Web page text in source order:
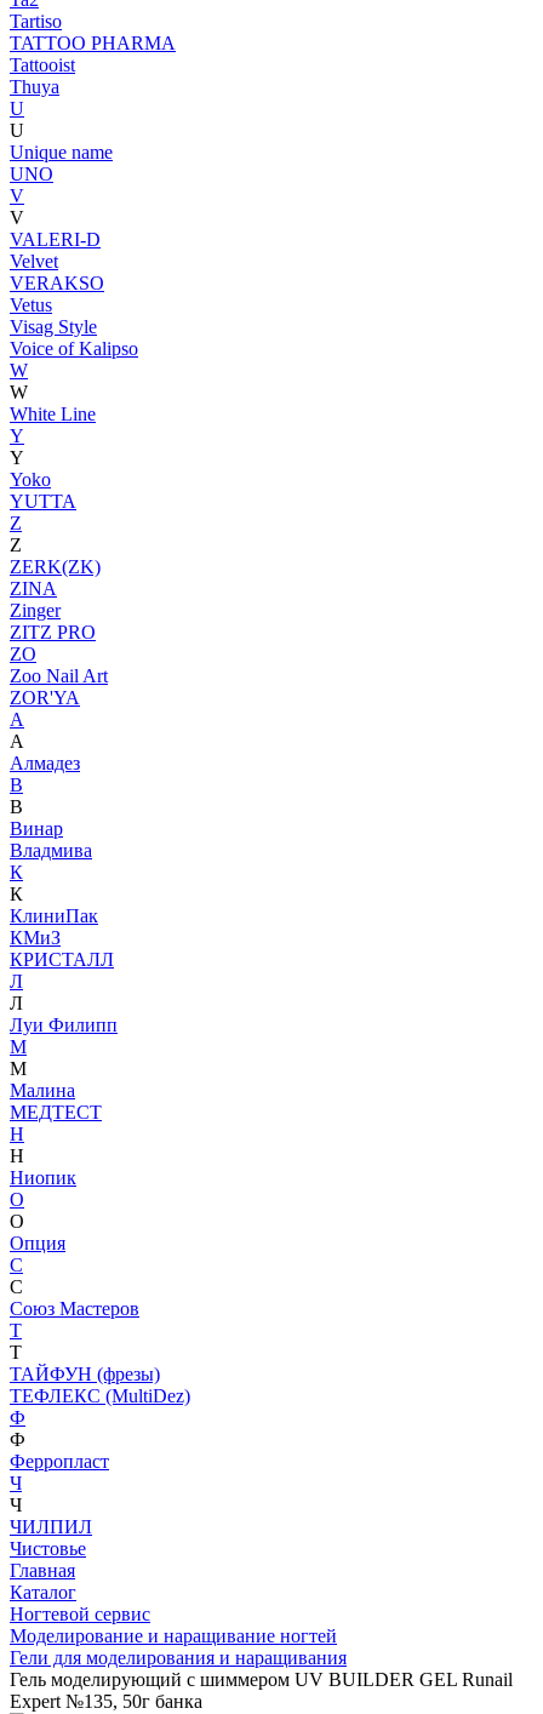
Tartiso
TATTOO PHARMA
Tattooist
Thuya
U
U
Unique name
UNO
V
V
VALERI-D
Velvet
VERAKSO
Vetus
Visag Style
Voice of Kalipso
W
W
White Line
Y
Y
Yoko
YUTTA
Z
Z
ZERK(ZK)
ZINA
Zinger
ZITZ PRO
ZO
Zoo Nail Art
ZOR'YA
А
А
Алмадез
В
В
Винар
Владмива
К
К
КлиниПак
КМиЗ
КРИСТАЛЛ
Л
Л
Луи Филипп
М
М
Малина
МЕДТЕСТ
Н
Н
Ниопик
О
О
Опция
С
С
Союз Мастеров
Т
Т
ТАЙФУН (фрезы)
ТЕФЛЕКС (MultiDez)
Ф
Ф
Ферропласт
Ч
Ч
ЧИЛПИЛ
Чистовье
Главная
Каталог
Ногтевой сервис
Моделирование и наращивание ногтей
Гели для моделирования и наращивания
Гель моделирующий с шиммером UV BUILDER GEL Runail
Expert №135, 50г банка